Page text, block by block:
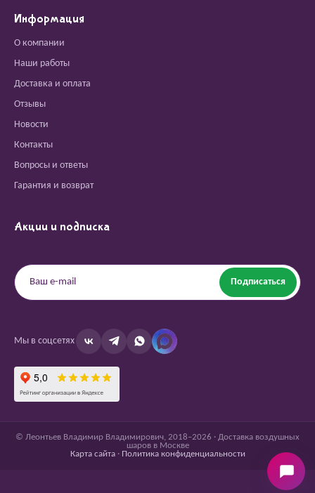
Информация
О компании
Наши работы
Доставка и оплата
Отзывы
Новости
Контакты
Вопросы и ответы
Гарантия и возврат
Акции и подписка
Подписаться
Мы в соцсетях
© Леонтьев Владимир Владимирович, 2018–2026 · Доставка воздушных
шаров в Москве
Карта сайта· Политика конфиденциальности